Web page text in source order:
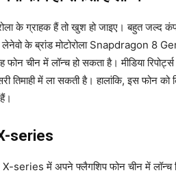
के ग्राहक हैं तो खुश हो जाइए। बहुत जल्द
लेनेवो के ब्रांड मोटोरोला Snapdragon
फोन चीन में लॉन्च हो सकता है। मीडिया
तिमाही में ला सकती है। हालांकि, इस फोन
X-series
ने X-series में अपने फ्लैगशिप फोन चीन में